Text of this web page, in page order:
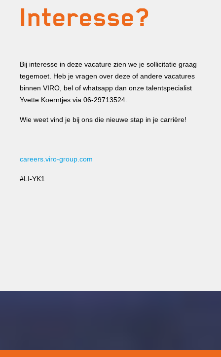
Interesse?
Bij interesse in deze vacature zien we je sollicitatie graag
tegemoet. Heb je vragen over deze of andere vacatures
binnen VIRO, bel of whatsapp dan onze talentspecialist
Yvette Koerntjes via 06-29713524.
Wie weet vind je bij ons die nieuwe stap in je carrière!
careers.viro-group.com
#LI-YK1